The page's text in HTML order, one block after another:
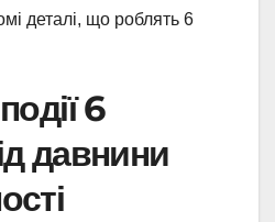
деталі, що роблять 6
6
давнини